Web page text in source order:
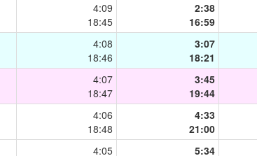
4:09
18:45
2:38
16:59
4:08
18:46
3:07
18:21
4:07
18:47
3:45
19:44
4:06
18:48
4:33
21:00
4:05
5:34